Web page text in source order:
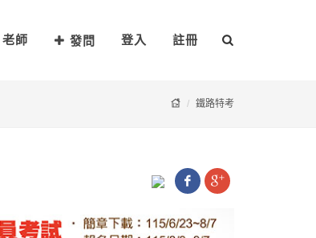
老師 發問 登入 註冊
鐵路特考